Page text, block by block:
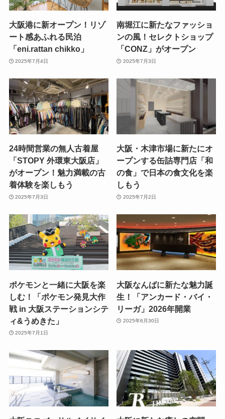
大阪港に新オープン！リゾ
ート感あふれる民泊
「eni.rattan chikko」
2025年7月4日
南堀江に新たなファッショ
ンの風！セレクトショップ
「CONZ」がオープン
2025年7月3日
24時間営業の無人古着屋
「STOPY 外環東大阪店」
がオープン！魅力満載の古
着体験を楽しもう
2025年7月3日
大阪・木津市場に新たにオ
ープンする缶詰専門店「和
の食」で日本の食文化を楽
しもう
2025年7月2日
ポケモンと一緒に大阪を楽
しむ！「ポケモン発見大作
戦 in 大阪ステーションシテ
ィ&うめきた」
2025年7月1日
大阪なんばに新たな魅力誕
生！「アンカード・バイ・
リーガ」2026年開業
2025年6月30日